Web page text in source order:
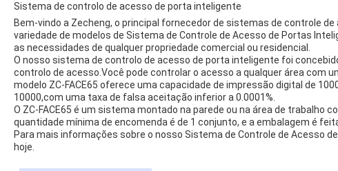
Sistema de controlo de acesso de porta inteligente
Bem-vindo a Zecheng, o principal fornecedor de sistemas de controle
variedade de modelos de Sistema de Controle de Acesso de Portas
as necessidades de qualquer propriedade comercial ou residencial.
O nosso sistema de controlo de acesso de porta inteligente foi
controlo de acesso.Você pode controlar o acesso a qualquer área com
modelo ZC-FACE65 oferece uma capacidade de impressão digital de
10000,com uma taxa de falsa aceitação inferior a 0.0001%.
O ZC-FACE65 é um sistema montado na parede ou na área de trabalho
quantidade mínima de encomenda é de 1 conjunto, e a embalagem é
Para mais informações sobre o nosso Sistema de Controle de Acesso
hoje.